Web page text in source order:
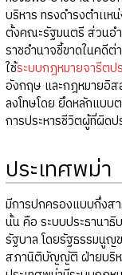
บริหาร ทรงดำรงตำเเ
ตั้งคณะรัฐมนตรี ส่วนอ
ราชอำนาจชี้ขาดในคดีต่
ใช้ระบบกฎหมายจารีตป
อังกฤษ และกฎหมายอิส
ลงโทษโดย ยึดหลักแบบ
การประหารชีวิตผู้ที่ผิด
ประเทศพม่า
มีการปกครองแบบกึ่งส
นั้น คือ ระบบประธานาธิ
รัฐบาล โดยรัฐธรรมนู
สภานิติบัญญัติ ฝ่ายบริห